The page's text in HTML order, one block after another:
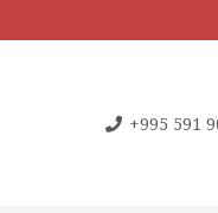
+995 591